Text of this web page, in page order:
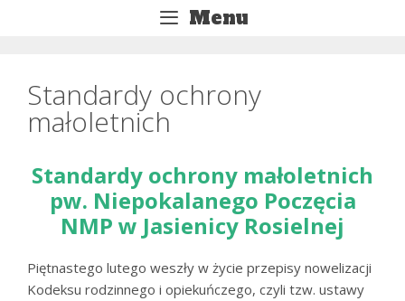
Menu
Standardy ochrony
małoletnich
Standardy ochrony małoletnich
pw. Niepokalanego Poczęcia
NMP w Jasienicy Rosielnej
Piętnastego lutego weszły w życie przepisy nowelizacji
Kodeksu rodzinnego i opiekuńczego, czyli tzw. ustawy